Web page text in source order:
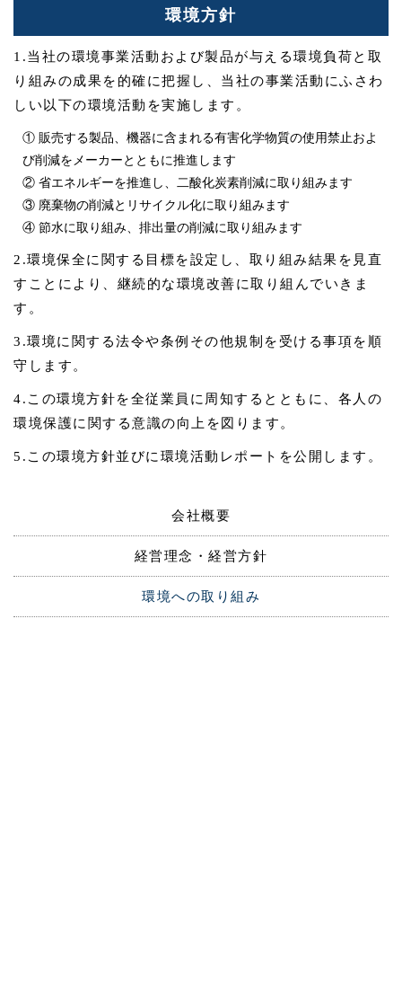
会社概要
経営理念・経営方針
環境への取り組み
環境方針
1.当社の環境事業活動および製品が与える環境負荷と取
り組みの成果を的確に把握し、当社の事業活動にふさわ
しい以下の環境活動を実施します。
① 販売する製品、機器に含まれる有害化学物質の使用禁止およ
び削減をメーカーとともに推進します
② 省エネルギーを推進し、二酸化炭素削減に取り組みます
③ 廃棄物の削減とリサイクル化に取り組みます
④ 節水に取り組み、排出量の削減に取り組みます
2.環境保全に関する目標を設定し、取り組み結果を見直
すことにより、継続的な環境改善に取り組んでいきま
す。
3.環境に関する法令や条例その他規制を受ける事項を順
守します。
4.この環境方針を全従業員に周知するとともに、各人の
環境保護に関する意識の向上を図ります。
5.この環境方針並びに環境活動レポートを公開します。